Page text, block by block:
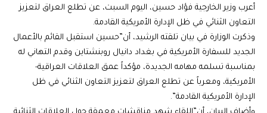
أعرب وزير الخارجية فؤاد حسين، اليوم السبت، عن تطلع العراق لتعزيز
التعاون الثنائي في ظل الإدارة الأمريكية القادمة.
وذكرت الوزارة في بيان تلقته الرشيد، أن”حسين استقبل القائم بالأعمال
الجديد للسفارة الأمريكية في بغداد دانيال روبنشتاين وقدم التهاني له
بمناسبة تسلمه مهامه الجديدة، مؤكداً عمق العلاقات العراقية-
الأمريكية، ومعرباً عن تطلع العراق لتعزيز التعاون الثنائي في ظل
الإدارة الأمريكية القادمة”.